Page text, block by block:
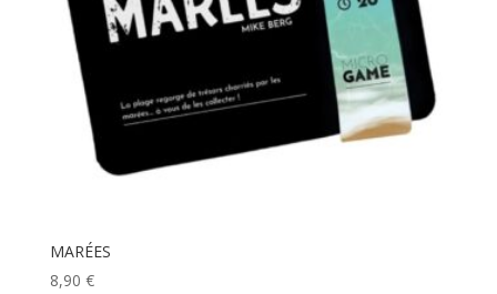
MARÉES
8,90 €